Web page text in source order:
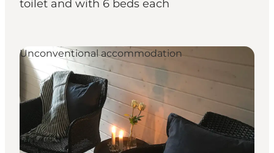
toilet and with 6 beds each
Unconventional accommodation